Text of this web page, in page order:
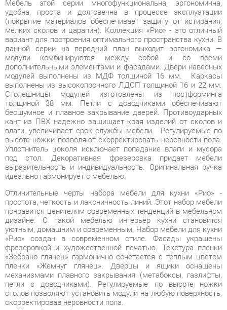
вариант для построения оптимального пространства кухни. В
данной серии на передний план выходит эргономика —
модули комбинируются между собой и со всеми
дополнительными элементами и фасадами. Двери навесных
модулей выполнены из МДФ толщиной 16 мм. Каркасы
выполнены из высокопрочного ЛДСП толщиной 16 и 22 мм.
Столешницы модулей изготовлены из постформинга
толщиной 38 мм. Петли с доводчиками обеспечивают
бесшумное и плавное закрывание дверей. Противоударных
кант из ПВХ надежно защищает края изделий от сколов и
влаги, увеличивает срок службы мебели. Регулируемые по
высоте ножки позволяют скорректировать неровности пола.
Уплотнитель цоколя исключает попадание влаги и мусора
под стол. Декоративная фрезеровка придает мебели
выразительность и индивидуальность. Оригинальная ручка
идеально гармонирует с мебелью.
Отличительные черты набора мебели для кухни «Рио» -
простота, четкость и лаконичность линий. Этот набор мебели
понравится ценителям современных тенденций в мебельном
дизайне. С такой мебелью интерьер кухни становится
«Рио» создан в современном стиле. Фасады украшены
фрезеровкой и художественной печатью. Текстура пленки
«Зебрано глянец» гармонично сочетается с теплым цветом
пленки «Жемчуг глянец». Дверцы и ящики оснащены
механизмами плавного закрывания (метабоксы, газлифты,
петли с доводчиками). Регулируемые по высоте ножки
столов позволяют установить модули на любую поверхность,
скорректировав неровности пола.
Элегантная простота форм и функциональность коллекции
«Рио» представляют широкие возможности для построения
современного, динамичного и удобного интерьера кухни.
Благодаря использованию в конструкциях светлых тонов,
внешне мебель воспринимается легкой и элегантной.